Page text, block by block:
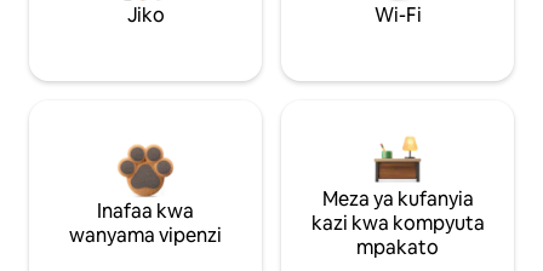
Jiko Wi-Fi
Inafaa kwa
wanyama vipenzi
Meza ya kufanyia
kazi kwa kompyuta
mpakato